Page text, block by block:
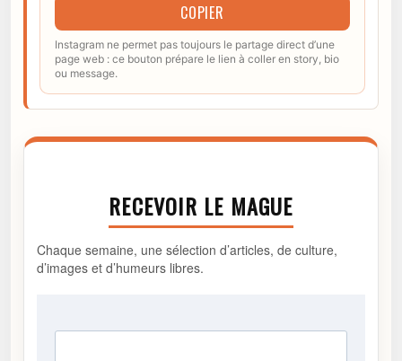
COPIER
Instagram ne permet pas toujours le partage direct d’une
page web : ce bouton prépare le lien à coller en story, bio
ou message.
RECEVOIR LE MAGUE
Chaque semaine, une sélection d’articles, de culture,
d’images et d’humeurs libres.